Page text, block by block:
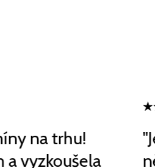
na trhu!
a vyzkoušela